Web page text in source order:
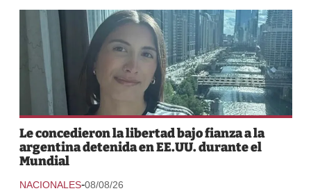
Le concedieron la libertad bajo fianza a la
argentina detenida en EE.UU. durante el
Mundial
NACIONALES-08/08/26